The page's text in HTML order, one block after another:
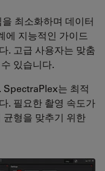
최소화하며 데이터
에 지능적인 가이드
. 고급 사용자는 맞춤
있습니다.
SpectraPlex는 최적
. 필요한 촬영 속도가
균형을 맞추기 위한